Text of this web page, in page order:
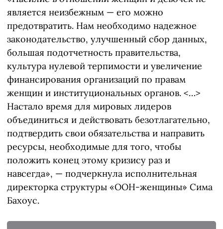
является неизбежным — его можно
предотвратить. Нам необходимо надежное
законодательство, улучшенный сбор данных,
большая подотчетность правительства,
культура нулевой терпимости и увеличение
финансирования организаций по правам
женщин и институциональных органов. <…>
Настало время для мировых лидеров
объединиться и действовать безотлагательно,
подтвердить свои обязательства и направить
ресурсы, необходимые для того, чтобы
положить конец этому кризису раз и
навсегда», — подчеркнула исполнительная
директорка структуры «ООН-женщины» Сима
Бахоус.